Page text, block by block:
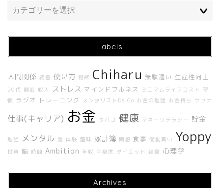
Labels
人間関係 読書 使い方 物欲 Chiharu 無駄遣い 生産性向上
20代 睡眠 収入 ストレス マインドフルネス ミニマムライフコスト
習
慣
ラジオ トレーニング メンタリストDaiGo お金の勉強 お金持ち サウナ
仕事(キャリア) お金 タバコ 健康 マネーリテラシー 貯金
勉強 メンタル 腸 体験 趣味 家計簿 瞑想 食事 衝動買い Yoppy
投資 脳 時間 Ambition 年収 幸福度 ダイエット 経験 心理学
Archives
ホーム
About Me
Contact